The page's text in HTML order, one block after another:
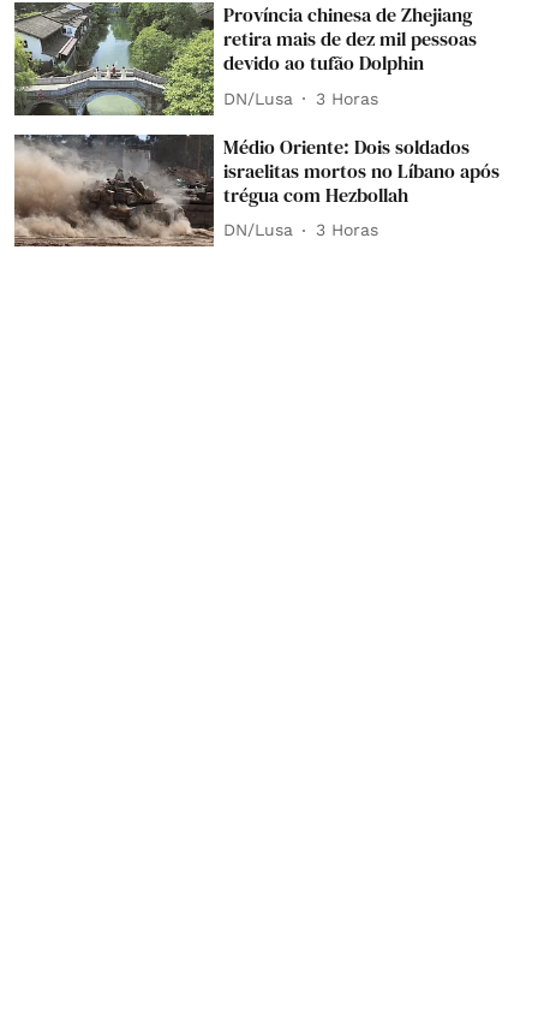
Província chinesa de Zhejiang
retira mais de dez mil pessoas
devido ao tufão Dolphin
DN/Lusa 3 Horas
Médio Oriente: Dois soldados
israelitas mortos no Líbano após
trégua com Hezbollah
DN/Lusa 3 Horas